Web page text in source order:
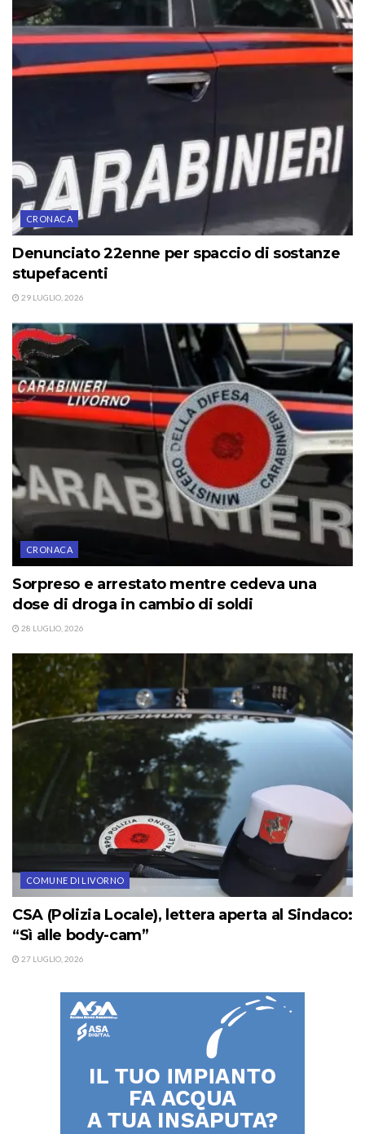
CRONACA
Denunciato 22enne per spaccio di sostanze
stupefacenti
29 LUGLIO, 2026
CRONACA
Sorpreso e arrestato mentre cedeva una
dose di droga in cambio di soldi
28 LUGLIO, 2026
COMUNE DI LIVORNO
CSA (Polizia Locale), lettera aperta al Sindaco:
“Sì alle body-cam”
27 LUGLIO, 2026